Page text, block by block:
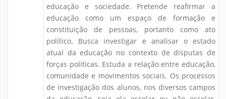
educação e sociedade. Pretende reafirmar a
educação como um espaço de formação e
constituição de pessoas, portanto como ato
político. Busca investigar e analisar o estado
atual da educação no contexto de disputas de
forças políticas. Estuda a relação entre educação,
comunidade e movimentos sociais. Os processos
de investigação dos alunos, nos diversos campos